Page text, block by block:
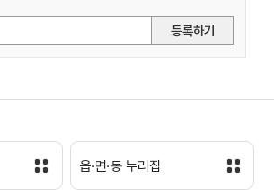
등록하기
읍·면·동 누리집